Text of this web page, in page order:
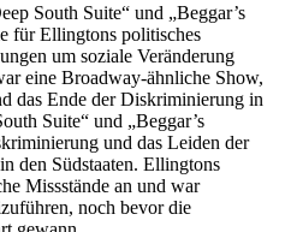
South Suite“ und „Beggar’s
für Ellingtons politisches
um soziale Veränderung
eine Broadway-ähnliche Show,
das Ende der Diskriminierung in
Suite“ und „Beggar’s
und das Leiden der
den Südstaaten. Ellingtons
Missstände an und war
noch bevor die